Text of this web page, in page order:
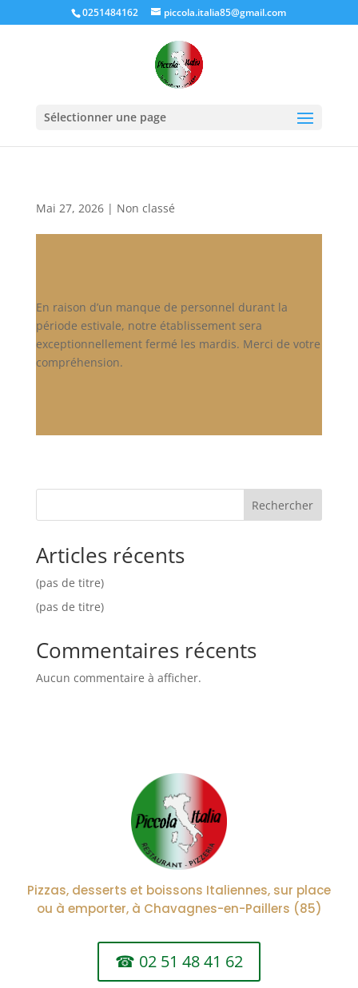
0251484162 piccola.italia85@gmail.com
Sélectionner une page
Mai 27, 2026| Non classé
En raison d’un manque de personnel durant la
période estivale, notre établissement sera
exceptionnellement fermé les mardis. Merci de votre
compréhension.
Rechercher
Articles récents
(pas de titre)
(pas de titre)
Commentaires récents
Aucun commentaire à afficher.
Pizzas, desserts et boissons Italiennes, sur place
ou à emporter, à Chavagnes-en-Paillers (85)
☎ 02 51 48 41 62